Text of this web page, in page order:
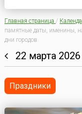
Главная страница /
памятные даты, именины,
дни городов
22 марта
Праздники